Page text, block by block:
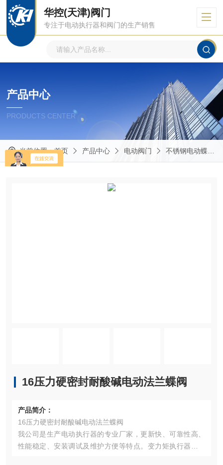
华控(天津)阀门
专注于电动执行器和阀门的生产销售
产品中心
PRODUCTS CENTER
当前位置：首页 产品中心 电动阀门 不锈钢电动蝶阀
16压力硬密封耐酸碱电动法兰蝶阀
产品简介：
16压力硬密封耐酸碱电动法兰蝶阀
我公司是生产电动执行器的专业厂家，更新快、可靠性高、
性能稳定、安装调试及维护方便等特点。变力矩执行器组合